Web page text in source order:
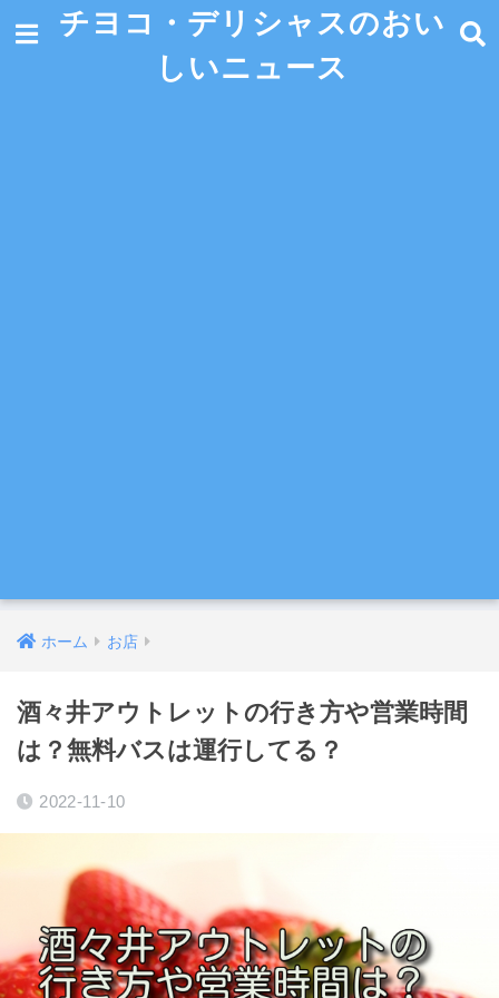
チヨコ・デリシャスのおい
しいニュース
ホーム お店
酒々井アウトレットの行き方や営業時間
は？無料バスは運行してる？
2022-11-10